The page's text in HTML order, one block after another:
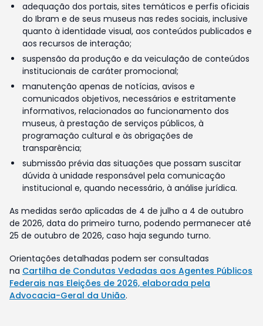
adequação dos portais, sites temáticos e perfis oficiais
do Ibram e de seus museus nas redes sociais, inclusive
quanto à identidade visual, aos conteúdos publicados e
aos recursos de interação;
suspensão da produção e da veiculação de conteúdos
institucionais de caráter promocional;
manutenção apenas de notícias, avisos e
comunicados objetivos, necessários e estritamente
informativos, relacionados ao funcionamento dos
museus, à prestação de serviços públicos, à
programação cultural e às obrigações de
transparência;
submissão prévia das situações que possam suscitar
dúvida à unidade responsável pela comunicação
institucional e, quando necessário, à análise jurídica.
As medidas serão aplicadas de 4 de julho a 4 de outubro
de 2026, data do primeiro turno, podendo permanecer até
25 de outubro de 2026, caso haja segundo turno.
Orientações detalhadas podem ser consultadas
na Cartilha de Condutas Vedadas aos Agentes Públicos
Federais nas Eleições de 2026, elaborada pela
Advocacia-Geral da União.